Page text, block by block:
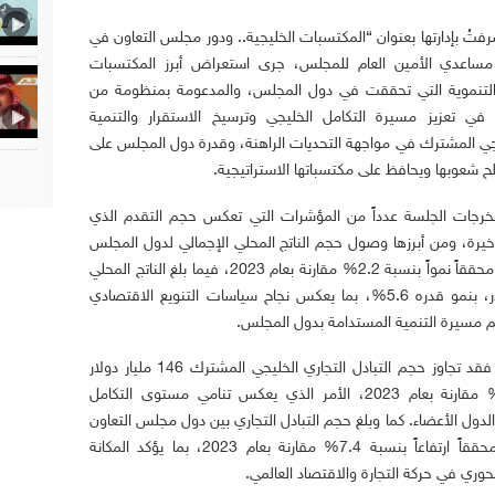
بإدارتها بعنوان “المكتسبات الخليجية.. ودور مجلس التعاون في
مساعدي الأمين العام للمجلس، جرى استعراض أبرز المكتسبات
والتنموية التي تحققت في دول المجلس، والمدعومة بمنظومة من
تعزيز مسيرة التكامل الخليجي وترسيخ الاستقرار والتنمية
المشترك في مواجهة التحديات الراهنة، وقدرة دول المجلس على
شعوبها ويحافظ على مكتسباتها الاستراتيجية.
الجلسة عدداً من المؤشرات التي تعكس حجم التقدم الذي
ومن أبرزها وصول حجم الناتج المحلي الإجمالي لدول المجلس
إلى نحو 2.325 تريليون دولار بالأسعار الجارية، محققاً نمواً بنسبة 2.2% مقارنة بعام 2023، فيما بلغ الناتج المحلي
للقطاع غير النفطي نحو 1.766 تريليون دولار، بنمو قدره 5.6%، بما يعكس نجاح سياسات التنويع الاقتصادي
مسيرة التنمية المستدامة بدول المجلس.
وفي مجال التجارة البينية بين دول المجلس، فقد تجاوز حجم التبادل التجاري الخليجي المشترك 146 مليار دولار
خلال عام 2024، مسجلاً نموًا بنسبة 9.8% مقارنة بعام 2023، الأمر الذي يعكس تنامي مستوى التكامل
الدول الأعضاء. كما وبلغ حجم التبادل التجاري بين دول مجلس التعاون
والعالم الخارجي نحو 1.589 تريليون دولار، محققاً ارتفاعاً بنسبة 7.4% مقارنة بعام 2023، بما يؤكد المكانة
في حركة التجارة والاقتصاد العالمي.